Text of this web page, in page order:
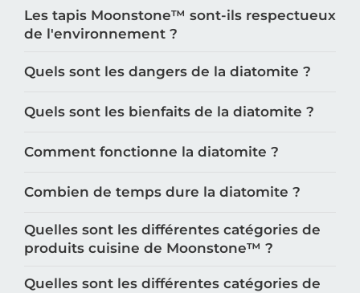
Les tapis Moonstone™️ sont-ils respectueux
de l'environnement ?
Quels sont les dangers de la diatomite ?
Quels sont les bienfaits de la diatomite ?
Comment fonctionne la diatomite ?
Combien de temps dure la diatomite ?
Quelles sont les différentes catégories de
produits cuisine de Moonstone™️ ?
Quelles sont les différentes catégories de